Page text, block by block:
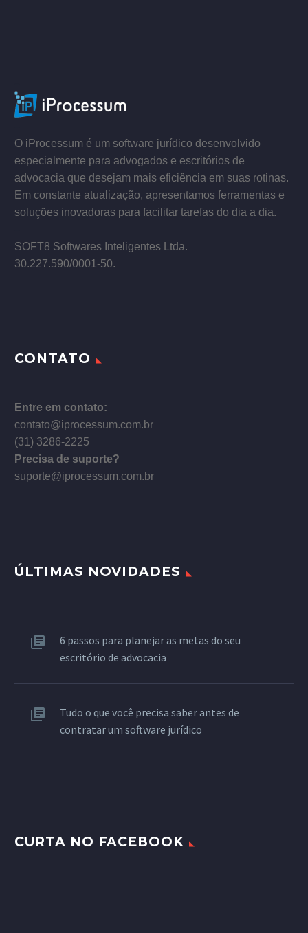
O iProcessum é um software jurídico desenvolvido
especialmente para advogados e escritórios de
advocacia que desejam mais eficiência em suas rotinas.
Em constante atualização, apresentamos ferramentas e
soluções inovadoras para facilitar tarefas do dia a dia.
SOFT8 Softwares Inteligentes Ltda.
30.227.590/0001­-50.
CONTATO
Entre em contato:
contato@iprocessum.com.br
(31) 3286-2225
Precisa de suporte?
suporte@iprocessum.com.br
ÚLTIMAS NOVIDADES
6 passos para planejar as metas do seu
escritório de advocacia
Tudo o que você precisa saber antes de
contratar um software jurídico
CURTA NO FACEBOOK